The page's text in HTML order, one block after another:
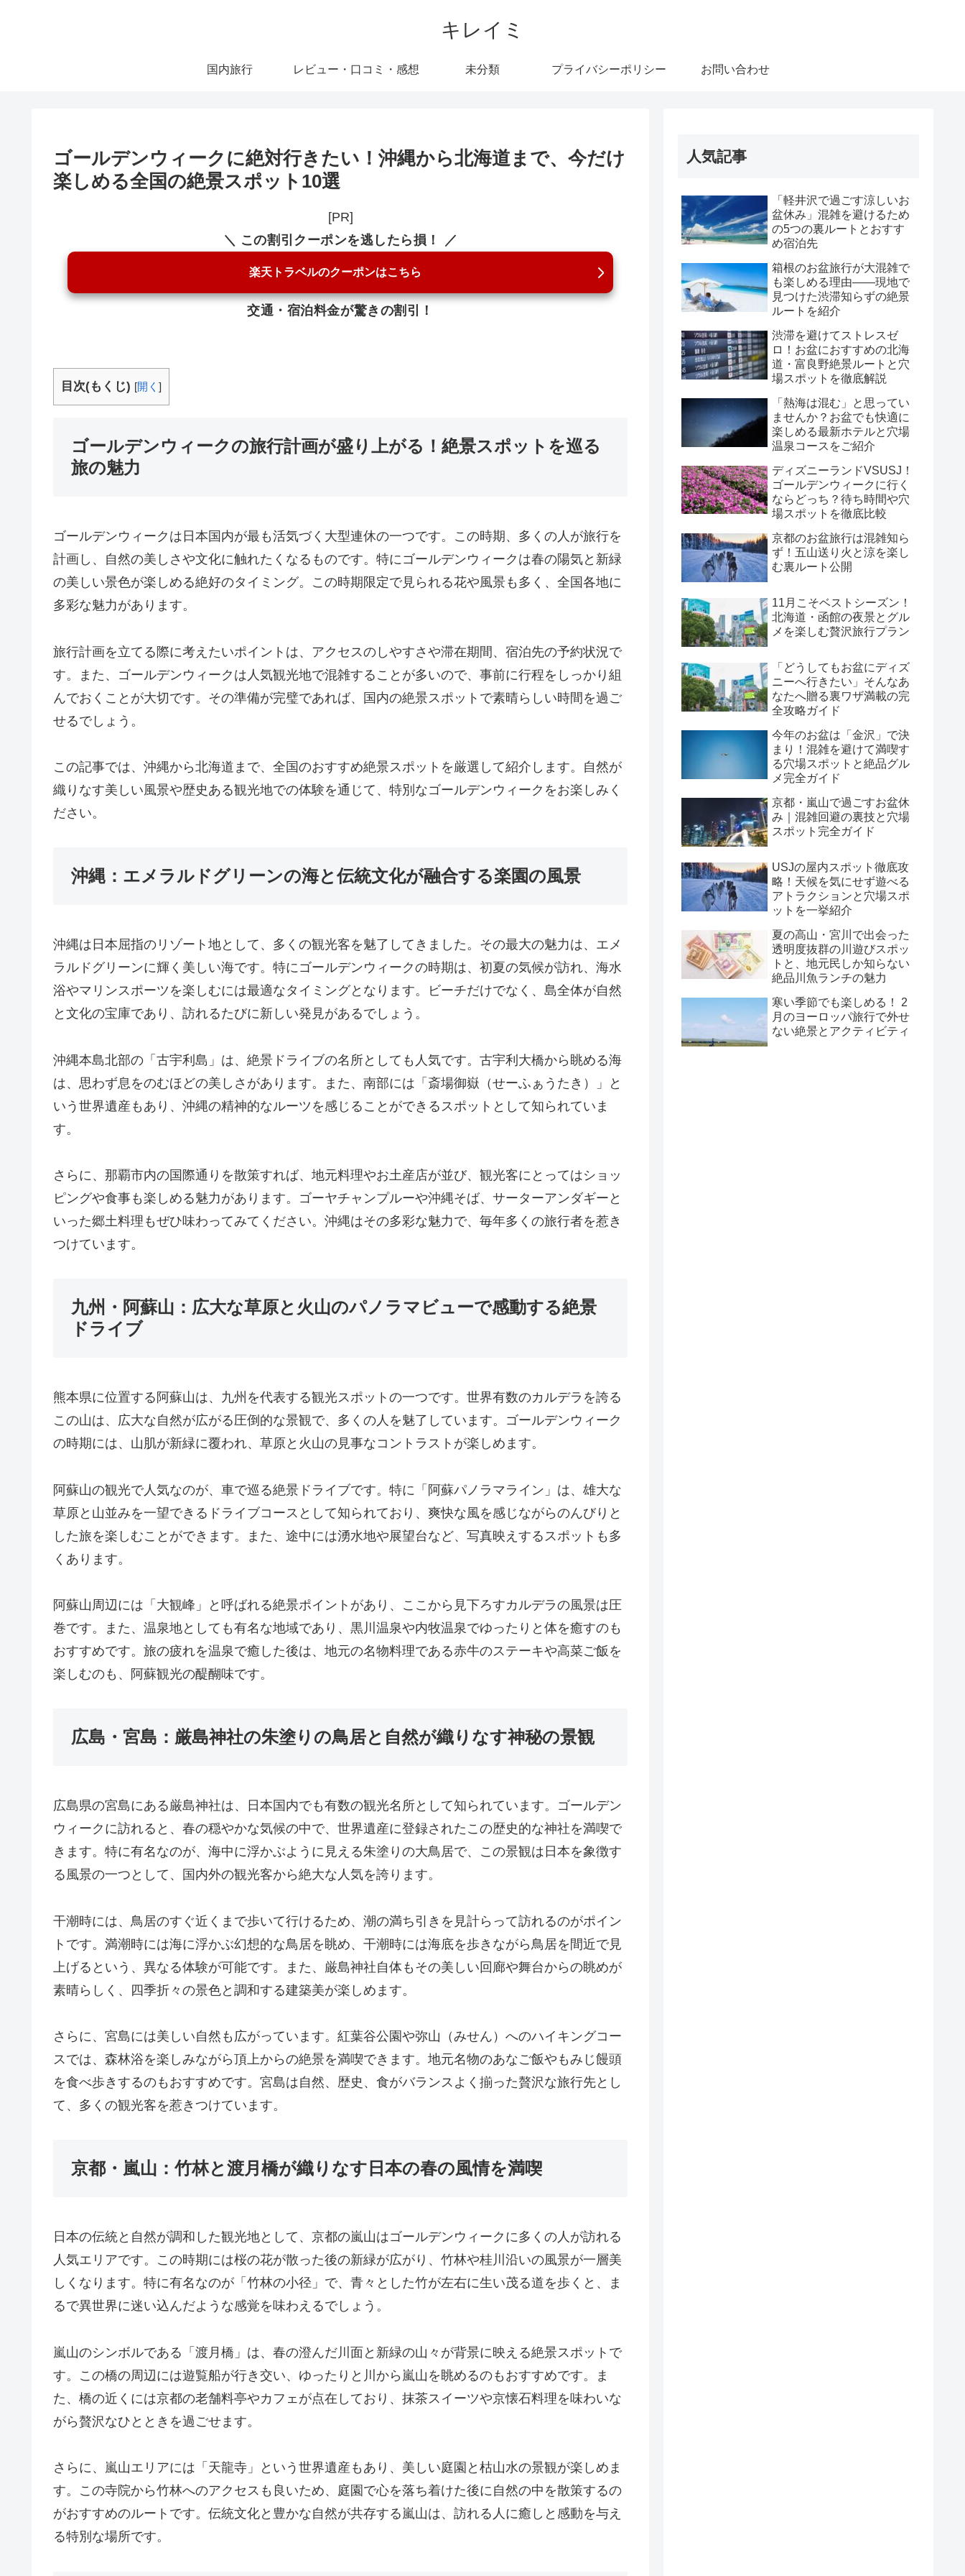
キレイミ
国内旅行 レビュー・口コミ・感想 未分類 プライバシーポリシー お問い合わせ
ゴールデンウィークに絶対行きたい！沖縄から北海道まで、今だけ
楽しめる全国の絶景スポット10選
[PR]
＼ この割引クーポンを逃したら損！ ／
楽天トラベルのクーポンはこちら
交通・宿泊料金が驚きの割引！
目次(もくじ) [開く ]
ゴールデンウィークの旅行計画が盛り上がる！絶景スポットを巡る
旅の魅力
ゴールデンウィークは日本国内が最も活気づく大型連休の一つです。この時期、多くの人が旅行を
計画し、自然の美しさや文化に触れたくなるものです。特にゴールデンウィークは春の陽気と新緑
の美しい景色が楽しめる絶好のタイミング。この時期限定で見られる花や風景も多く、全国各地に
多彩な魅力があります。
旅行計画を立てる際に考えたいポイントは、アクセスのしやすさや滞在期間、宿泊先の予約状況で
す。また、ゴールデンウィークは人気観光地で混雑することが多いので、事前に行程をしっかり組
んでおくことが大切です。その準備が完璧であれば、国内の絶景スポットで素晴らしい時間を過ご
せるでしょう。
この記事では、沖縄から北海道まで、全国のおすすめ絶景スポットを厳選して紹介します。自然が
織りなす美しい風景や歴史ある観光地での体験を通じて、特別なゴールデンウィークをお楽しみく
ださい。
沖縄：エメラルドグリーンの海と伝統文化が融合する楽園の風景
沖縄は日本屈指のリゾート地として、多くの観光客を魅了してきました。その最大の魅力は、エメ
ラルドグリーンに輝く美しい海です。特にゴールデンウィークの時期は、初夏の気候が訪れ、海水
浴やマリンスポーツを楽しむには最適なタイミングとなります。ビーチだけでなく、島全体が自然
と文化の宝庫であり、訪れるたびに新しい発見があるでしょう。
沖縄本島北部の「古宇利島」は、絶景ドライブの名所としても人気です。古宇利大橋から眺める海
は、思わず息をのむほどの美しさがあります。また、南部には「斎場御嶽（せーふぁうたき）」と
いう世界遺産もあり、沖縄の精神的なルーツを感じることができるスポットとして知られていま
す。
さらに、那覇市内の国際通りを散策すれば、地元料理やお土産店が並び、観光客にとってはショッ
ピングや食事も楽しめる魅力があります。ゴーヤチャンプルーや沖縄そば、サーターアンダギーと
いった郷土料理もぜひ味わってみてください。沖縄はその多彩な魅力で、毎年多くの旅行者を惹き
つけています。
九州・阿蘇山：広大な草原と火山のパノラマビューで感動する絶景
ドライブ
熊本県に位置する阿蘇山は、九州を代表する観光スポットの一つです。世界有数のカルデラを誇る
この山は、広大な自然が広がる圧倒的な景観で、多くの人を魅了しています。ゴールデンウィーク
の時期には、山肌が新緑に覆われ、草原と火山の見事なコントラストが楽しめます。
阿蘇山の観光で人気なのが、車で巡る絶景ドライブです。特に「阿蘇パノラマライン」は、雄大な
草原と山並みを一望できるドライブコースとして知られており、爽快な風を感じながらのんびりと
した旅を楽しむことができます。また、途中には湧水地や展望台など、写真映えするスポットも多
くあります。
阿蘇山周辺には「大観峰」と呼ばれる絶景ポイントがあり、ここから見下ろすカルデラの風景は圧
巻です。また、温泉地としても有名な地域であり、黒川温泉や内牧温泉でゆったりと体を癒すのも
おすすめです。旅の疲れを温泉で癒した後は、地元の名物料理である赤牛のステーキや高菜ご飯を
楽しむのも、阿蘇観光の醍醐味です。
広島・宮島：厳島神社の朱塗りの鳥居と自然が織りなす神秘の景観
広島県の宮島にある厳島神社は、日本国内でも有数の観光名所として知られています。ゴールデン
ウィークに訪れると、春の穏やかな気候の中で、世界遺産に登録されたこの歴史的な神社を満喫で
きます。特に有名なのが、海中に浮かぶように見える朱塗りの大鳥居で、この景観は日本を象徴す
る風景の一つとして、国内外の観光客から絶大な人気を誇ります。
干潮時には、鳥居のすぐ近くまで歩いて行けるため、潮の満ち引きを見計らって訪れるのがポイン
トです。満潮時には海に浮かぶ幻想的な鳥居を眺め、干潮時には海底を歩きながら鳥居を間近で見
上げるという、異なる体験が可能です。また、厳島神社自体もその美しい回廊や舞台からの眺めが
素晴らしく、四季折々の景色と調和する建築美が楽しめます。
さらに、宮島には美しい自然も広がっています。紅葉谷公園や弥山（みせん）へのハイキングコー
スでは、森林浴を楽しみながら頂上からの絶景を満喫できます。地元名物のあなご飯やもみじ饅頭
を食べ歩きするのもおすすめです。宮島は自然、歴史、食がバランスよく揃った贅沢な旅行先とし
て、多くの観光客を惹きつけています。
京都・嵐山：竹林と渡月橋が織りなす日本の春の風情を満喫
日本の伝統と自然が調和した観光地として、京都の嵐山はゴールデンウィークに多くの人が訪れる
人気エリアです。この時期には桜の花が散った後の新緑が広がり、竹林や桂川沿いの風景が一層美
しくなります。特に有名なのが「竹林の小径」で、青々とした竹が左右に生い茂る道を歩くと、ま
るで異世界に迷い込んだような感覚を味わえるでしょう。
嵐山のシンボルである「渡月橋」は、春の澄んだ川面と新緑の山々が背景に映える絶景スポットで
す。この橋の周辺には遊覧船が行き交い、ゆったりと川から嵐山を眺めるのもおすすめです。ま
た、橋の近くには京都の老舗料亭やカフェが点在しており、抹茶スイーツや京懐石料理を味わいな
がら贅沢なひとときを過ごせます。
さらに、嵐山エリアには「天龍寺」という世界遺産もあり、美しい庭園と枯山水の景観が楽しめま
す。この寺院から竹林へのアクセスも良いため、庭園で心を落ち着けた後に自然の中を散策するの
がおすすめのルートです。伝統文化と豊かな自然が共存する嵐山は、訪れる人に癒しと感動を与え
る特別な場所です。
人気記事
「軽井沢で過ごす涼しいお
盆休み」混雑を避けるため
の5つの裏ルートとおすす
め宿泊先
箱根のお盆旅行が大混雑で
も楽しめる理由――現地で
見つけた渋滞知らずの絶景
ルートを紹介
渋滞を避けてストレスゼ
ロ！お盆におすすめの北海
道・富良野絶景ルートと穴
場スポットを徹底解説
「熱海は混む」と思ってい
ませんか？お盆でも快適に
楽しめる最新ホテルと穴場
温泉コースをご紹介
ディズニーランドVSUSJ！
ゴールデンウィークに行く
ならどっち？待ち時間や穴
場スポットを徹底比較
京都のお盆旅行は混雑知ら
ず！五山送り火と涼を楽し
む裏ルート公開
11月こそベストシーズン！
北海道・函館の夜景とグル
メを楽しむ贅沢旅行プラン
「どうしてもお盆にディズ
ニーへ行きたい」そんなあ
なたへ贈る裏ワザ満載の完
全攻略ガイド
今年のお盆は「金沢」で決
まり！混雑を避けて満喫す
る穴場スポットと絶品グル
メ完全ガイド
京都・嵐山で過ごすお盆休
み｜混雑回避の裏技と穴場
スポット完全ガイド
USJの屋内スポット徹底攻
略！天候を気にせず遊べる
アトラクションと穴場スポ
ットを一挙紹介
夏の高山・宮川で出会った
透明度抜群の川遊びスポッ
トと、地元民しか知らない
絶品川魚ランチの魅力
寒い季節でも楽しめる！ 2
月のヨーロッパ旅行で外せ
ない絶景とアクティビティ